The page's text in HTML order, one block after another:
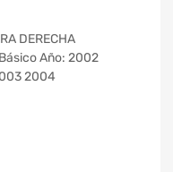
DERECHA
Año: 2002
2004